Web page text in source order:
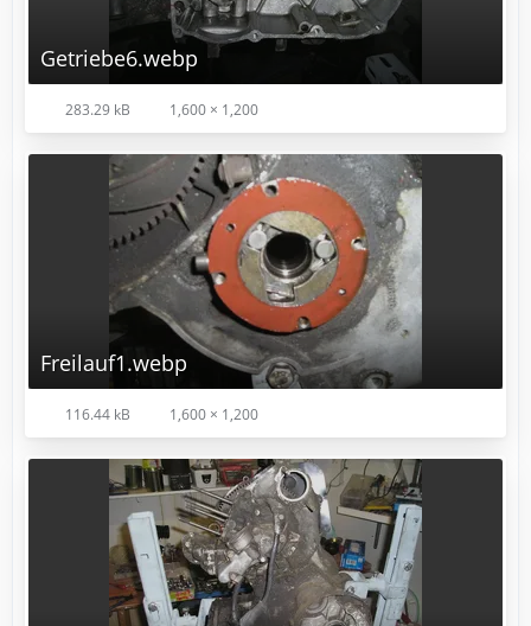
Getriebe6.webp
283.29 kB 1,600 × 1,200
Freilauf1.webp
116.44 kB 1,600 × 1,200